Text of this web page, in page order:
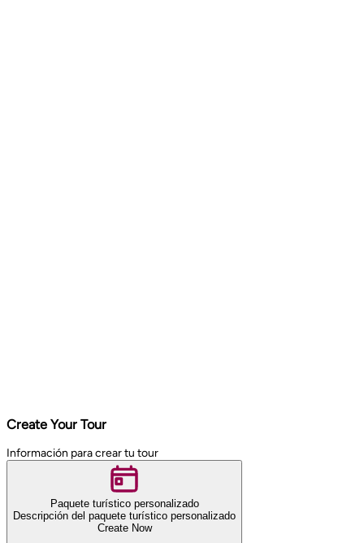
Create Your Tour
Información para crear tu tour
Paquete turístico personalizado
Descripción del paquete turístico personalizado
Create Now